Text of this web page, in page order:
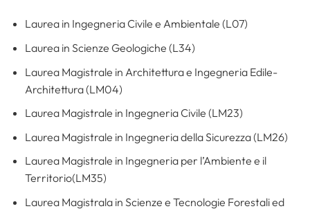
Laurea in Ingegneria Civile e Ambientale (L07)
Laurea in Scienze Geologiche (L34)
Laurea Magistrale in Architettura e Ingegneria Edile-
Architettura (LM04)
Laurea Magistrale in Ingegneria Civile (LM23)
Laurea Magistrale in Ingegneria della Sicurezza (LM26)
Laurea Magistrale in Ingegneria per l’Ambiente e il
Territorio(LM35)
Laurea Magistrala in Scienze e Tecnologie Forestali ed